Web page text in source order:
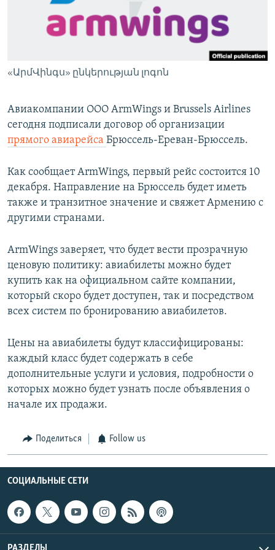
Հայերեն
Русский
«ԱրմՎինգս» ընկերության լոգոն
Авиакомпании ООО ArmWings и Brussels Airlines
сегодня подписали договор об организации
прямого авиарейса Брюссель-Ереван-Брюссель.
Как сообщает ArmWings, первый рейс состоится 10
декабря. Направление на Брюссель будет иметь
также и транзитное значение и свяжет Армению с
другими странами.
ArmWings заверяет, что будет вести прозрачную
ценовую политику: авиабилеты можно будет
купить как на официальном сайте компании,
который скоро будет доступен, так и посредством
всех систем по бронированию авиабилетов.
Цены на авиабилеты будут классифицированы:
каждый класс будет содержать в себе
дополнительные услуги и условия, подробности о
которых можно будет узнать после объявления о
начале их продажи.
Поделиться Follow us
СОЦИАЛЬНЫЕ СЕТИ